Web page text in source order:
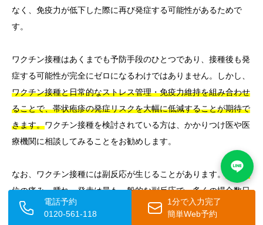
なく、免疫力が低下した際に再び発症する可能性があるためで
す。
ワクチン接種はあくまでも予防手段のひとつであり、接種後も発
症する可能性が完全にゼロになるわけではありません。しかし、
ワクチン接種と日常的なストレス管理・免疫力維持を組み合わせ
ることで、帯状疱疹の発症リスクを大幅に低減することが期待で
きます。ワクチン接種を検討されている方は、かかりつけ医や医
療機関に相談してみることをお勧めします。
なお、ワクチン接種には副反応が生じることがあります。 接種部
位の痛み・腫れ・発赤は最も一般的な副反応で、多くの場合数日
で改善します。シングリックスでは、一部の方で発熱、倦怠感、
電話予約
0120-561-118
1分で入力完了
簡単Web予約